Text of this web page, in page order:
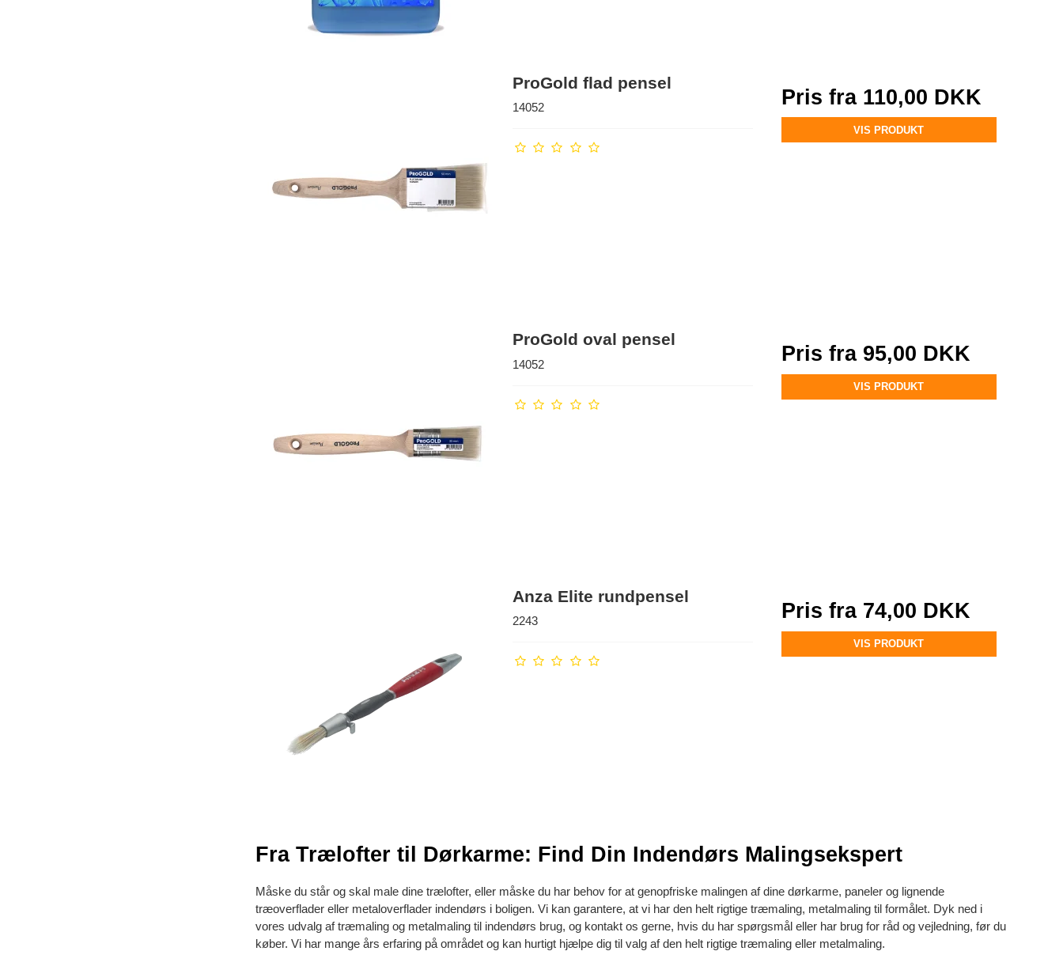
ProGold flad pensel
14052 Pris fra 110,00 DKK
VIS PRODUKT
ProGold oval pensel
14052 Pris fra 95,00 DKK
VIS PRODUKT
Anza Elite rundpensel
2243 Pris fra 74,00 DKK
VIS PRODUKT
Fra Trælofter til Dørkarme: Find Din Indendørs Malingsekspert
Måske du står og skal male dine trælofter, eller måske du har behov for at genopfriske malingen af dine dørkarme, paneler og lignende
træoverflader eller metaloverflader indendørs i boligen. Vi kan garantere, at vi har den helt rigtige træmaling, metalmaling til formålet. Dyk ned i
vores udvalg af træmaling og metalmaling til indendørs brug, og kontakt os gerne, hvis du har spørgsmål eller har brug for råd og vejledning, før du
køber. Vi har mange års erfaring på området og kan hurtigt hjælpe dig til valg af den helt rigtige træmaling eller metalmaling.